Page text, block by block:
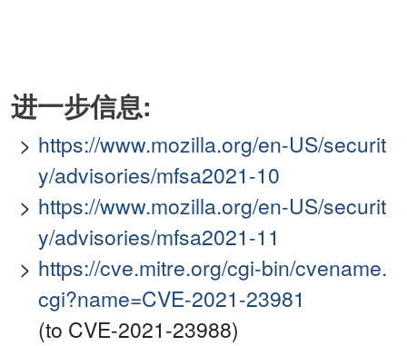
进一步信息:
https://www.mozilla.org/en-US/securit
y/advisories/mfsa2021-10
https://www.mozilla.org/en-US/securit
y/advisories/mfsa2021-11
https://cve.mitre.org/cgi-bin/cvename.
cgi?name=CVE-2021-23981
(to CVE-2021-23988)